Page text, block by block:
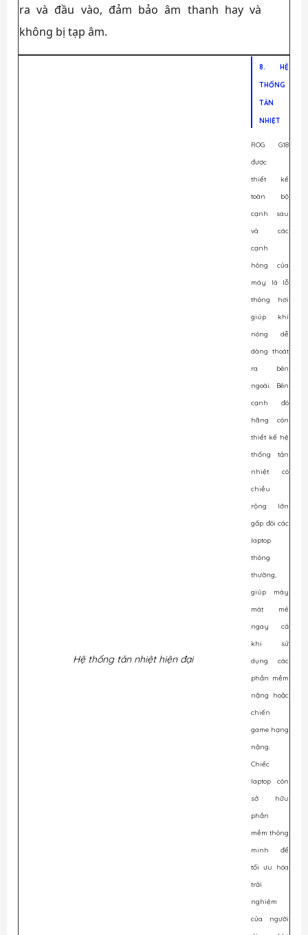
ra và đầu vào, đảm bảo âm thanh hay và
không bị tạp âm.
Hệ thống tản nhiệt hiện đại
8. HỆ
THỐNG
TẢN
NHIỆT
ROG G18
được
thiết kế
toàn bộ
cạnh sau
và các
cạnh
hông của
máy là lỗ
thông hơi
giúp khí
nóng dễ
dàng thoát
ra bên
ngoài. Bên
cạnh đó
hãng còn
thiết kế hệ
thống tản
nhiệt có
chiều
rộng lớn
gấp đôi các
laptop
thông
thường,
giúp máy
mát mẻ
ngay cả
khi sử
dụng các
phần mềm
nặng hoặc
chiến
game hạng
nặng.
Chiếc
laptop còn
sở hữu
phần
mềm thông
minh để
tối ưu hóa
trải
nghiệm
của người